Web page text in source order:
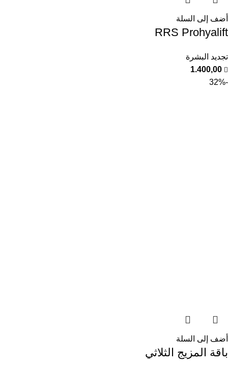
أضف إلى السلة
RRS Prohyalift
تجديد البشرة
1.400,00
-32%
أضف إلى السلة
باقة المزيج الثلاثي